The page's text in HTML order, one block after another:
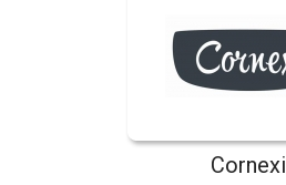
Cornexi